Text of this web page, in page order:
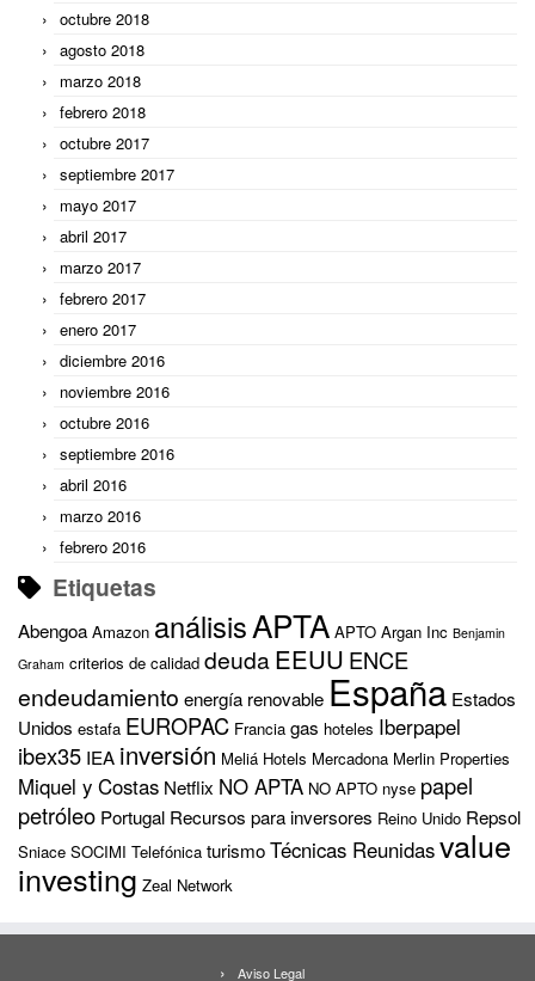
octubre 2018
agosto 2018
marzo 2018
febrero 2018
octubre 2017
septiembre 2017
mayo 2017
abril 2017
marzo 2017
febrero 2017
enero 2017
diciembre 2016
noviembre 2016
octubre 2016
septiembre 2016
abril 2016
marzo 2016
febrero 2016
Etiquetas
Abengoa Amazon análisisAPTA APTO Argan Inc Benjamin
Graham criterios de calidad deudaEEUU ENCE
endeudamiento energía renovable España Estados
Unidos estafa EUROPAC Francia gas hoteles Iberpapel
ibex35 IEA inversión Meliá Hotels Mercadona Merlin Properties
Miquel y Costas Netflix NO APTA NO APTO nyse papel
petróleo Portugal Recursos para inversores Reino Unido Repsol
Sniace SOCIMI Telefónica turismoTécnicas Reunidasvalue
investing Zeal Network
Aviso Legal